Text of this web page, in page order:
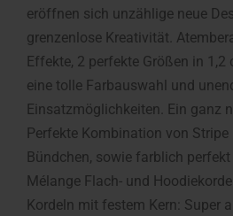
eröffnen sich unzählige neue
grenzenlose Kreativität.
Effekte, 2 perfekte Größen in
eine tolle Farbauswahl und
Einsatzmöglichkeiten. Ein ganz
Perfekte Kombination von
Bündchen, sowie farblich
Mélange Flach- und
Kordeln mit festem Kern: Super